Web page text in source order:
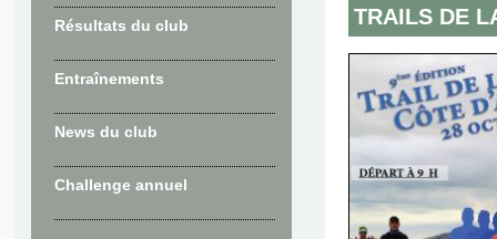
Résultats du club
Entraînements
News du club
Challenge annuel
TRAILS DE